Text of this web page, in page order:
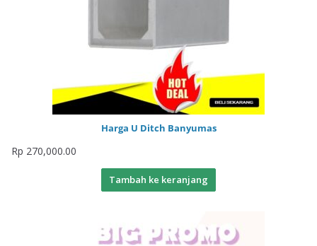
Harga U Ditch Banyumas
Rp 270,000.00
Tambah ke keranjang